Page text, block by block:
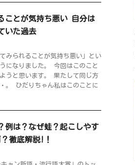
ことが気持ち悪い 自分は
いた過去
みられることが気持ち悪い」とい
になりました。 今回はこのこと
うと思います。 果たして同じ方
。 ひだりちゃん私はこのことに
例は？なぜ蛙？起こしやす
徹底解説!！